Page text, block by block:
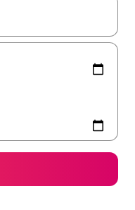
看，或通过点击或滑动手势